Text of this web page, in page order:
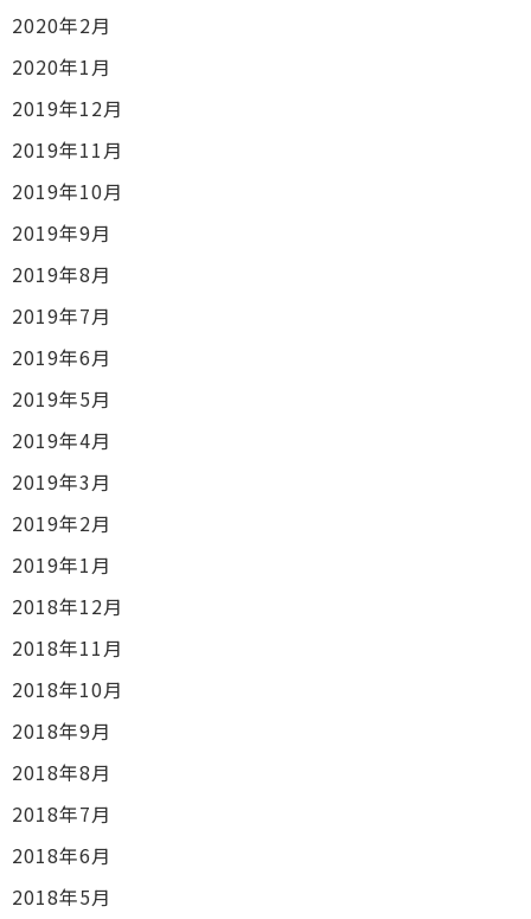
2020年2月
2020年1月
2019年12月
2019年11月
2019年10月
2019年9月
2019年8月
2019年7月
2019年6月
2019年5月
2019年4月
2019年3月
2019年2月
2019年1月
2018年12月
2018年11月
2018年10月
2018年9月
2018年8月
2018年7月
2018年6月
2018年5月